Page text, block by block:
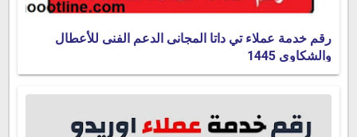
رقم خدمة عملاء تي داتا المجانى الدعم الفنى للأعطال
والشكاوى 1445